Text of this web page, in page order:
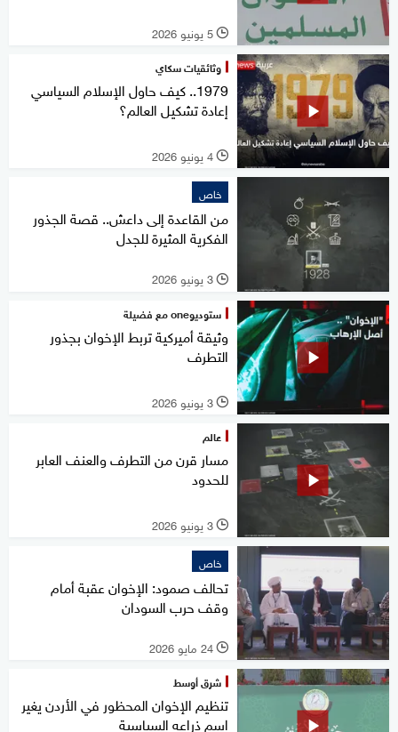
l 5 يونيو 2026
وثائقيات سكاي
1979.. كيف حاول الإسلام السياسي
إعادة تشكيل العالم؟
l 4 يونيو 2026
خاص
من القاعدة إلى داعش.. قصة الجذور
الفكرية المثيرة للجدل
l 3 يونيو 2026
ستوديوone مع فضيلة
وثيقة أميركية تربط الإخوان بجذور
التطرف
l 3 يونيو 2026
عالم
مسار قرن من التطرف والعنف العابر
للحدود
l 3 يونيو 2026
خاص
تحالف صمود: الإخوان عقبة أمام
وقف حرب السودان
l 24 مايو 2026
شرق أوسط
تنظيم الإخوان المحظور في الأردن يغير
اسم ذراعه السياسية